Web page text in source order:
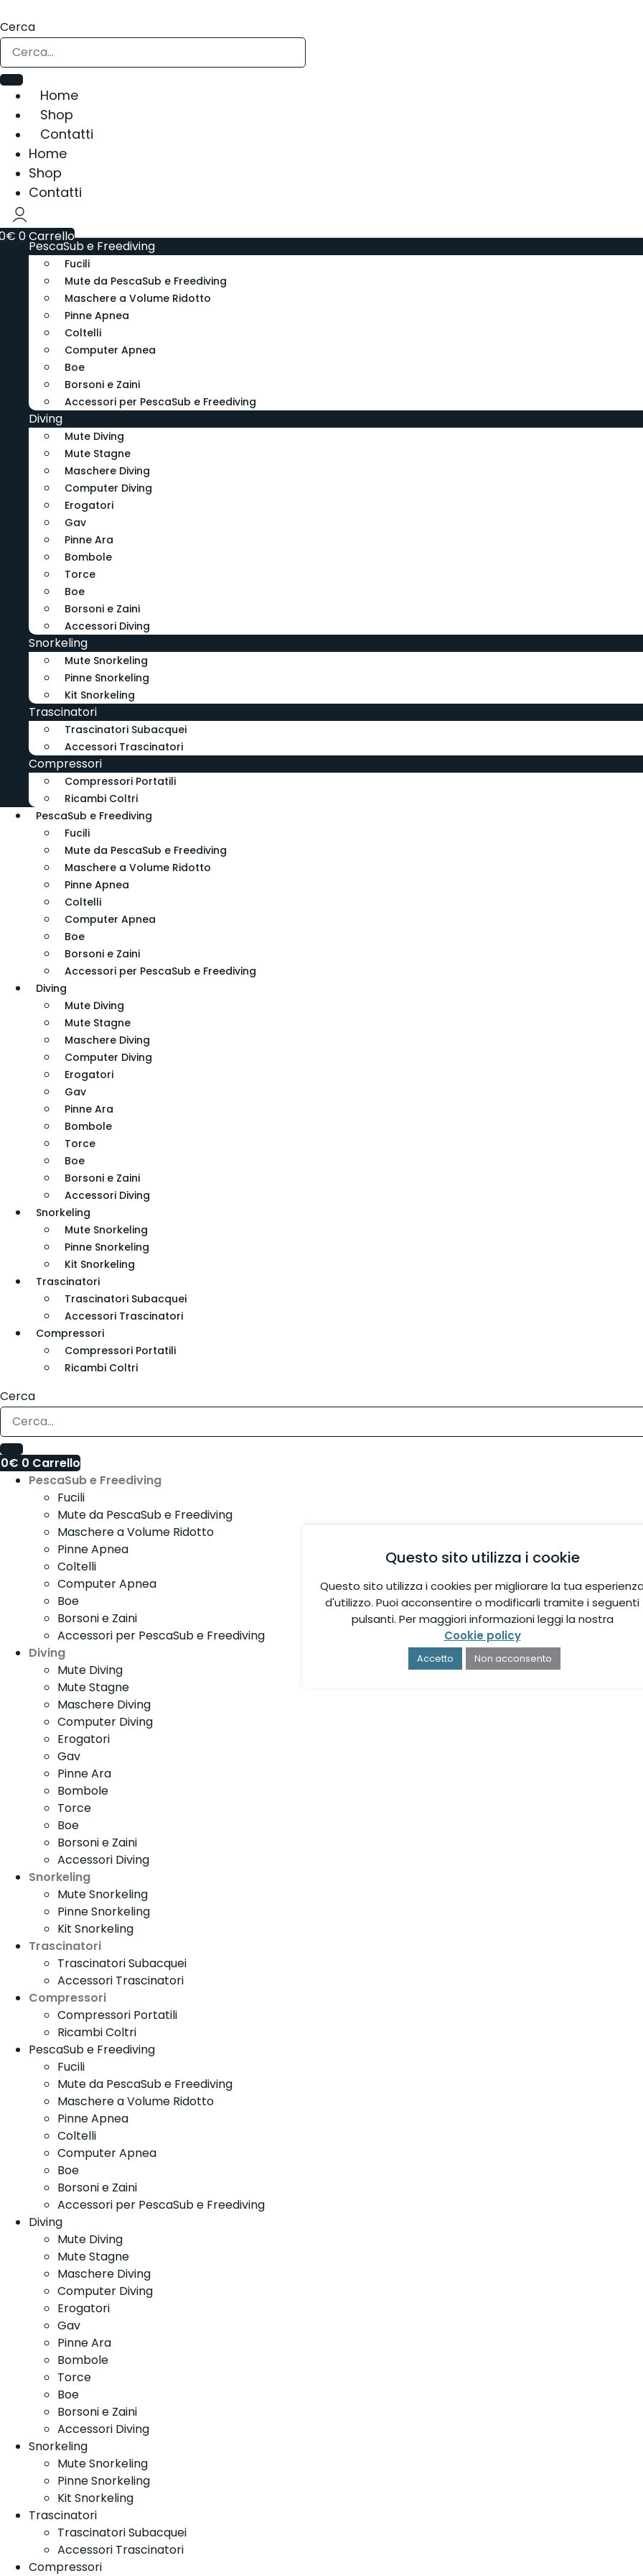
al
contenuto
Cerca
Home
Shop
Contatti
Home
Shop
Contatti
€ 0Carrello
PescaSub e Freediving
Fucili
Mute da PescaSub e Freediving
Maschere a Volume Ridotto
Pinne Apnea
Coltelli
Computer Apnea
Boe
Borsoni e Zaini
Accessori per PescaSub e Freediving
Diving
Mute Diving
Mute Stagne
Maschere Diving
Computer Diving
Erogatori
Gav
Pinne Ara
Bombole
Torce
Boe
Borsoni e Zaini
Accessori Diving
Snorkeling
Mute Snorkeling
Pinne Snorkeling
Kit Snorkeling
Trascinatori
Trascinatori Subacquei
Accessori Trascinatori
Compressori
Compressori Portatili
Ricambi Coltri
PescaSub e Freediving
Fucili
Mute da PescaSub e Freediving
Maschere a Volume Ridotto
Pinne Apnea
Coltelli
Computer Apnea
Boe
Borsoni e Zaini
Accessori per PescaSub e Freediving
Diving
Mute Diving
Mute Stagne
Maschere Diving
Computer Diving
Erogatori
Gav
Pinne Ara
Bombole
Torce
Boe
Borsoni e Zaini
Accessori Diving
Snorkeling
Mute Snorkeling
Pinne Snorkeling
Kit Snorkeling
Trascinatori
Trascinatori Subacquei
Accessori Trascinatori
Compressori
Compressori Portatili
Ricambi Coltri
Cerca
€ 0 Carrello
PescaSub e Freediving
Fucili
Mute da PescaSub e Freediving
Maschere a Volume Ridotto
Pinne Apnea
Coltelli
Computer Apnea
Boe
Borsoni e Zaini
Accessori per PescaSub e Freediving
Diving
Mute Diving
Mute Stagne
Maschere Diving
Computer Diving
Erogatori
Gav
Pinne Ara
Bombole
Torce
Boe
Borsoni e Zaini
Accessori Diving
Snorkeling
Mute Snorkeling
Pinne Snorkeling
Kit Snorkeling
Trascinatori
Trascinatori Subacquei
Accessori Trascinatori
Compressori
Compressori Portatili
Ricambi Coltri
PescaSub e Freediving
Fucili
Mute da PescaSub e Freediving
Maschere a Volume Ridotto
Pinne Apnea
Coltelli
Computer Apnea
Boe
Borsoni e Zaini
Accessori per PescaSub e Freediving
Diving
Mute Diving
Mute Stagne
Maschere Diving
Computer Diving
Erogatori
Gav
Pinne Ara
Bombole
Torce
Boe
Borsoni e Zaini
Accessori Diving
Snorkeling
Mute Snorkeling
Pinne Snorkeling
Kit Snorkeling
Trascinatori
Trascinatori Subacquei
Accessori Trascinatori
Compressori
Questo sito utilizza i cookie
Questo sito utilizza i cookies per migliorare la tua
d'utilizzo. Puoi acconsentire o modificarli tramite i seguenti
pulsanti. Per maggiori informazioni leggi la nostra
Cookie policy
Accetto Non acconsento